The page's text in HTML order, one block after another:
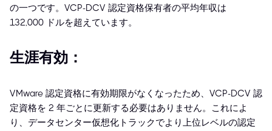
の一つです。VCP-DCV 認定資格保有者の平均年収は
132,000 ドルを超えています。
生涯有効：
VMware 認定資格に有効期限がなくなったため、VCP-DCV 認
定資格を 2 年ごとに更新する必要はありません。これによ
り、データセンター仮想化トラックでより上位レベルの認定